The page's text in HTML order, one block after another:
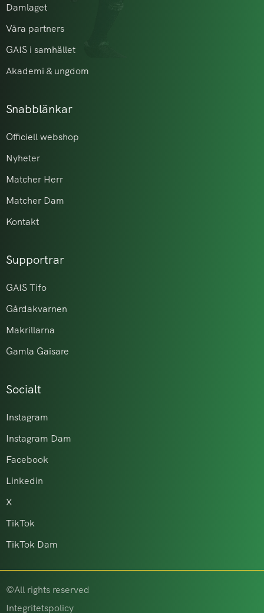
Damlaget
Våra partners
GAIS i samhället
Akademi & ungdom
Snabblänkar
Officiell webshop
Nyheter
Matcher Herr
Matcher Dam
Kontakt
Supportrar
GAIS Tifo
Gårdakvarnen
Makrillarna
Gamla Gaisare
Socialt
Instagram
Instagram Dam
Facebook
Linkedin
X
TikTok
TikTok Dam
©All rights reserved
Integritetspolicy